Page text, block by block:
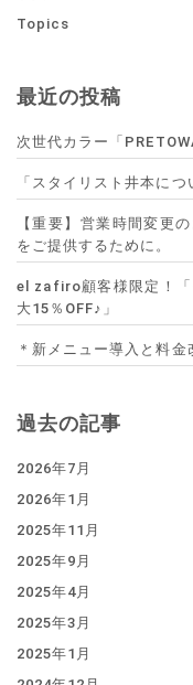
Topics
最近の投稿
次世代カラー「
「スタイリスト井本につ
【重要】営業時間変更
をご提供するために。
el zafiro顧客様限定！「
大15％OFF♪」
＊新メニュー導入と料金
過去の記事
2026年7月
2026年1月
2025年11月
2025年9月
2025年4月
2025年3月
2025年1月